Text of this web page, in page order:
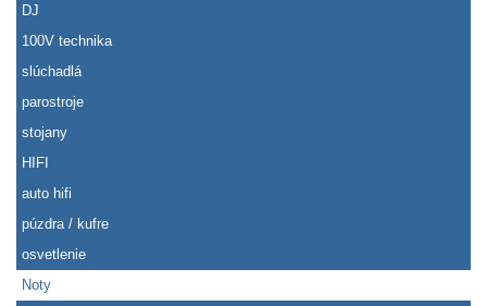
DJ
100V technika
slúchadlá
parostroje
stojany
HIFI
auto hifi
púzdra / kufre
osvetlenie
Noty